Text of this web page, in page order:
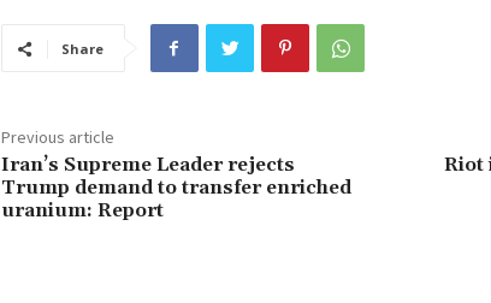
Share
Previous article
Iran’s Supreme Leader rejects
Trump demand to transfer enriched
uranium: Report
Riot